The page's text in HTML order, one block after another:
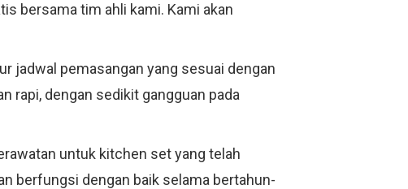
bersama tim ahli kami. Kami akan
jadwal pemasangan yang sesuai dengan
rapi, dengan sedikit gangguan pada
untuk kitchen set yang telah
berfungsi dengan baik selama bertahun-